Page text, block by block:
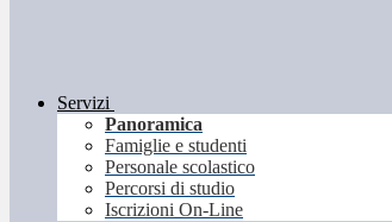
Servizi
Panoramica
Famiglie e studenti
Personale scolastico
Percorsi di studio
Iscrizioni On-Line